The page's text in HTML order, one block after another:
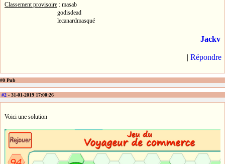
Classement provisoire : masab
godisdead
lecanardmasqué
Jackv
| Répondre
#0 Pub
#2 - 31-01-2019 17:00:26
Voici une solution